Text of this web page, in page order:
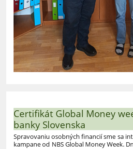
Certifikát Global Money
banky Slovenska
Spravovaniu osobných financií sme sa
kampane od NBS Global Money Week.